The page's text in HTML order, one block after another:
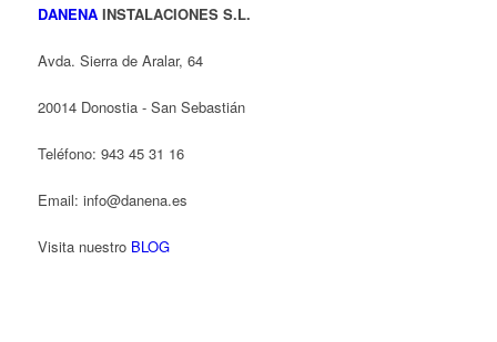
DANENAINSTALACIONES S.L.
Avda. Sierra de Aralar, 64
20014 Donostia - San Sebastián
Teléfono: 943 45 31 16
Email: info@danena.es
Visita nuestro BLOG